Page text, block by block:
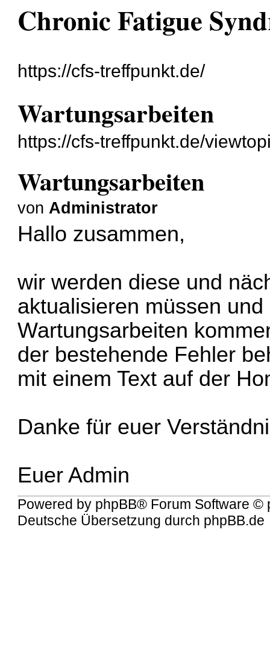
Chronic Fatigue
https://cfs-treffpunkt.de/
Wartungsarbeiten
https://cfs-treffpunkt.de/
Wartungsarbeiten
von Administrator
Hallo zusammen,
wir werden diese und
aktualisieren müssen
Wartungsarbeiten
der bestehende Fehler
mit einem Text auf der
Danke für euer
Euer Admin
Powered by phpBB® Forum Software ©
Deutsche Übersetzung durch phpBB.de